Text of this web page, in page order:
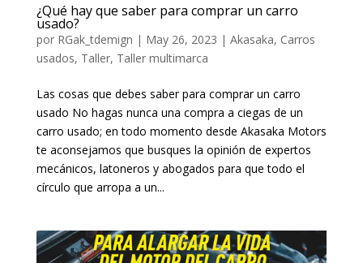
¿Qué hay que saber para comprar un carro
usado?
por RGak_tdemign | May 26, 2023 | Akasaka, Carros
usados, Taller, Taller multimarca
Las cosas que debes saber para comprar un carro
usado No hagas nunca una compra a ciegas de un
carro usado; en todo momento desde Akasaka Motors
te aconsejamos que busques la opinión de expertos
mecánicos, latoneros y abogados para que todo el
círculo que arropa a un...